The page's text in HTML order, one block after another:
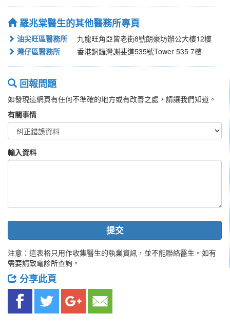
羅兆棠醫生的其他醫務所專頁
油尖旺區醫務所
九龍旺角亞皆老街8號朗豪坊辦公大樓12樓
灣仔區醫務所
香港銅鑼灣謝斐道535號Tower 535 7樓
回報問題
如發現這網頁有任何不準確的地方或有改善之處，請讓我們知道。
有關事情
輸入資料
提交
注意：這表格只用作收集醫生的執業資訊，並不能聯絡醫生。如有
需要請致電診所查詢。
分享此頁